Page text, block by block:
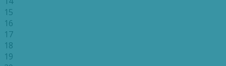
15
16
17
18
19